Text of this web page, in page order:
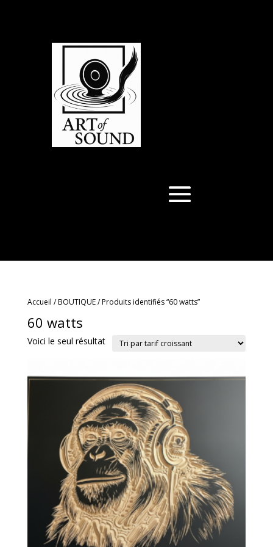
Accueil /BOUTIQUE/ Produits identifiés “60 watts”
60 watts
Voici le seul résultat